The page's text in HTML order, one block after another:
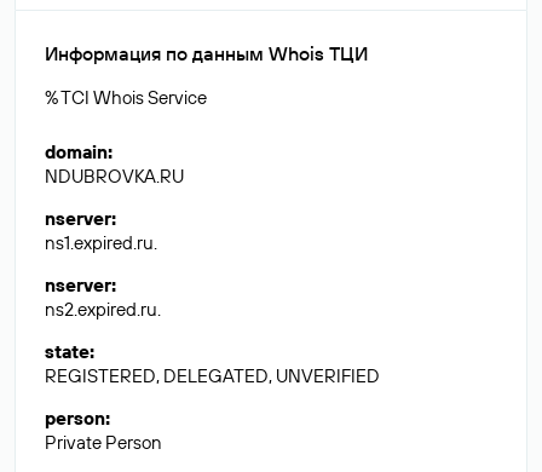
Информация по данным Whois ТЦИ
% TCI Whois Service
domain:
NDUBROVKA.RU
nserver:
ns1.expired.ru.
nserver:
ns2.expired.ru.
state:
REGISTERED, DELEGATED, UNVERIFIED
person:
Private Person